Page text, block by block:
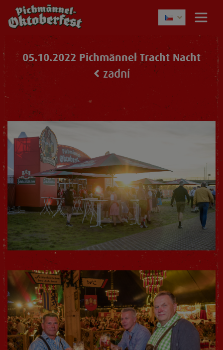
05.10.2022 Pichmännel Tracht Nacht
zadní